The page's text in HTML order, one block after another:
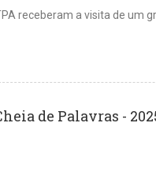
receberam a visita de um
de Palavras -